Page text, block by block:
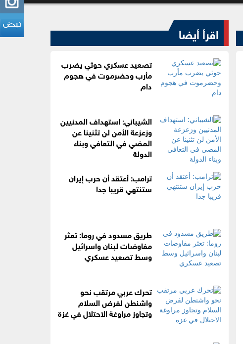
اقرأ أيضا
تصعيد عسكري حوثي يضرب
مأرب وحضرموت في هجوم
دام
الشيباني: استهداف المدنيين
وزعزعة الأمن لن تثنينا عن
المضي في التعافي وبناء
الدولة
ترامب: أعتقد أن حرب إيران
ستنتهي قريبا جدا
طريق مسدود في روما: تعثر
مفاوضات لبنان واسرائيل
وسط تصعيد عسكري
تحرك عربي مرتقب نحو
واشنطن لفرض السلام
وتجاوز مراوغة الاحتلال في غزة